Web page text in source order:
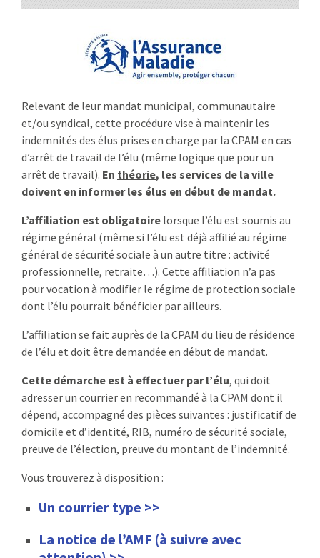
JURIDIQUE
EUROPE
Relevant de leur mandat municipal, communautaire
et/ou syndical, cette procédure vise à maintenir les
indemnités des élus prises en charge par la CPAM en cas
d’arrêt de travail de l’élu (même logique que pour un
arrêt de travail). En théorie, les services de la ville
doivent en informer les élus en début de mandat.
L’affiliation est obligatoire lorsque l’élu est soumis au
régime général (même si l’élu est déjà affilié au régime
général de sécurité sociale à un autre titre : activité
professionnelle, retraite…). Cette affiliation n’a pas
pour vocation à modifier le régime de protection sociale
dont l’élu pourrait bénéficier par ailleurs.
L’affiliation se fait auprès de la CPAM du lieu de résidence
de l’élu et doit être demandée en début de mandat.
Cette démarche est à effectuer par l’élu, qui doit
adresser un courrier en recommandé à la CPAM dont il
dépend, accompagné des pièces suivantes : justificatif de
domicile et d’identité, RIB, numéro de sécurité sociale,
preuve de l’élection, preuve du montant de l’indemnité.
Vous trouverez à disposition :
Un courrier type >>
La notice de l’AMF (à suivre avec